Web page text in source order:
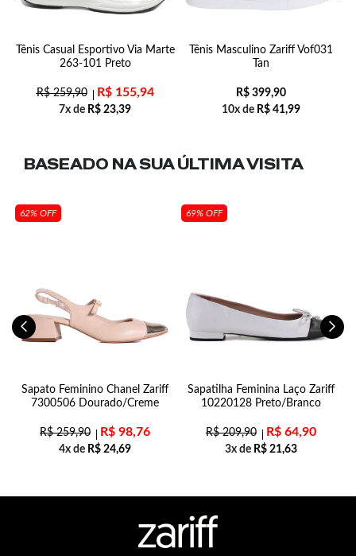
Tênis Casual Esportivo Via Marte
263-101 Preto
R$259,90 R$155,94
7x de R$ 23,39
Tênis Masculino Zariff Vof031
Tan
R$ 399,90
10x de R$ 41,99
BASEADO NA SUAÚLTIMA VISITA
62% OFF
Sapato Feminino Chanel Zariff
7300506 Dourado/Creme
R$259,90 R$ 98,76
4x de R$ 24,69
69% OFF
Sapatilha Feminina Laço Zariff
10220128 Preto/Branco
R$209,90 R$ 64,90
3x de R$ 21,63